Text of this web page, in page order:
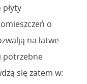
o
na łatwe
potrzebne
się zatem w: